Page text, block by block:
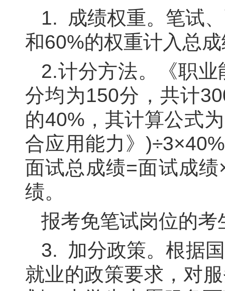
1. 成绩权重。 笔试
和60%的权重计入总
2.计分方法。
《职
分均为150分，共计
的40% ，其计算公式
合应用能力》)÷3×40%
面试总成绩=面试成绩
绩。
报考免笔试岗位的
3. 加分政策。根据
就业的政策要求，对